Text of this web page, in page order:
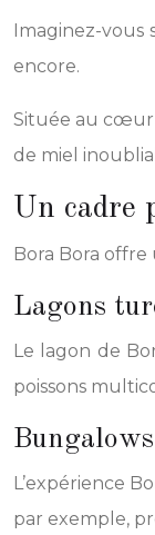
Imaginez-vous
encore.
Située au cœur
de miel
Un cadre
Bora Bora
Lagons
Le lagon de
poissons
L’expérience
par exemple,